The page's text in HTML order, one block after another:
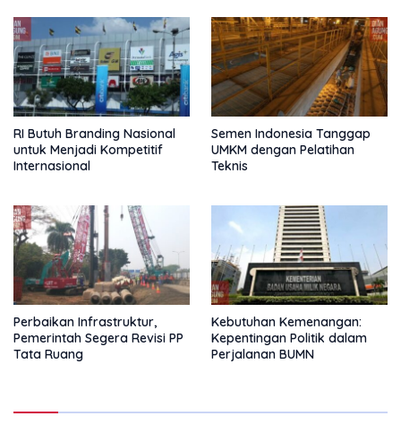
RI Butuh Branding Nasional
untuk Menjadi Kompetitif
Internasional
Semen Indonesia Tanggap
UMKM dengan Pelatihan
Teknis
Perbaikan Infrastruktur,
Pemerintah Segera Revisi PP
Tata Ruang
Kebutuhan Kemenangan:
Kepentingan Politik dalam
Perjalanan BUMN